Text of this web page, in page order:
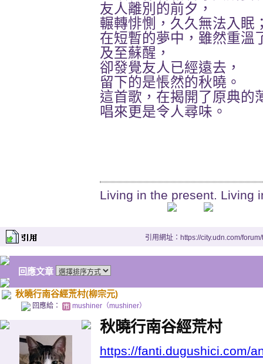
友人離別的前夕，
輾轉悱惻，久久無法入眠
在短暫的夢中，雖然重溫
及至蘇醒，
卻發覺友人已經遠去，
留下的是悵然的秋曉。
這首歌，在揭開了原典的
唱來更是令人尋味。
Living in the present. Living
引用網址：https://city.udn.com/
回應文章
秋曉行南谷經荒村(柳宗元)
回應給： mushiner（mushiner）
秋曉行南谷經荒村
https://fanti.dugushici.com/